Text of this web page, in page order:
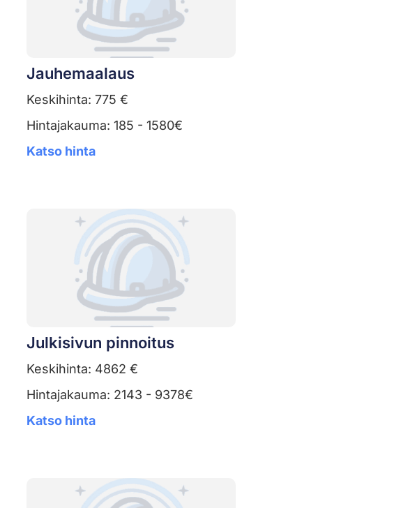
Jauhemaalaus
Keskihinta: 775 €
Hintajakauma: 185 - 1580€
Katso hinta
Julkisivun pinnoitus
Keskihinta: 4862 €
Hintajakauma: 2143 - 9378€
Katso hinta